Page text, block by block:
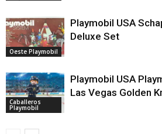
Oeste Playmobil
Playmobil USA
Deluxe Set
Caballeros
Playmobil
Playmobil USA
Las Vegas Golden